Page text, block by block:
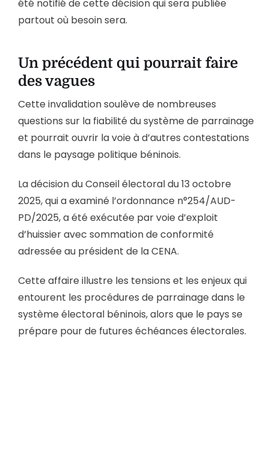
été notifié de cette décision qui sera publiée
partout où besoin sera.
Un précédent qui pourrait faire
des vagues
Cette invalidation soulève de nombreuses
questions sur la fiabilité du système de parrainage
et pourrait ouvrir la voie à d’autres contestations
dans le paysage politique béninois.
La décision du Conseil électoral du 13 octobre
2025, qui a examiné l’ordonnance n°254/AUD-
PD/2025, a été exécutée par voie d’exploit
d’huissier avec sommation de conformité
adressée au président de la CENA.
Cette affaire illustre les tensions et les enjeux qui
entourent les procédures de parrainage dans le
système électoral béninois, alors que le pays se
prépare pour de futures échéances électorales.